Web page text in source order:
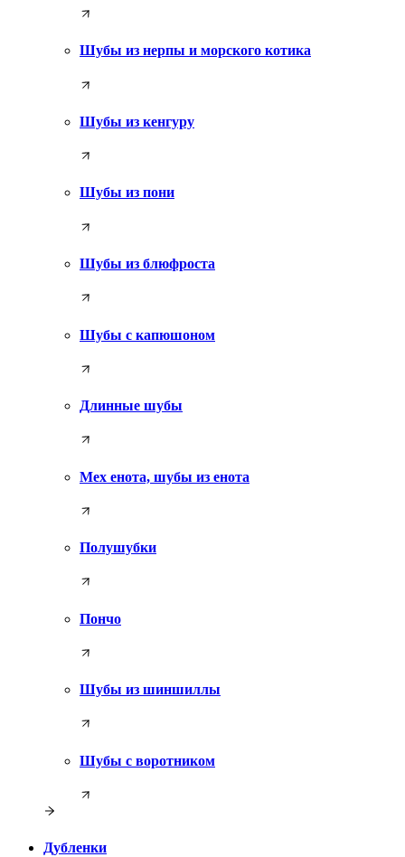
Шубы из нерпы и морского котика
Шубы из кенгуру
Шубы из пони
Шубы из блюфроста
Шубы с капюшоном
Длинные шубы
Мех енота, шубы из енота
Полушубки
Пончо
Шубы из шиншиллы
Шубы с воротником
Дубленки